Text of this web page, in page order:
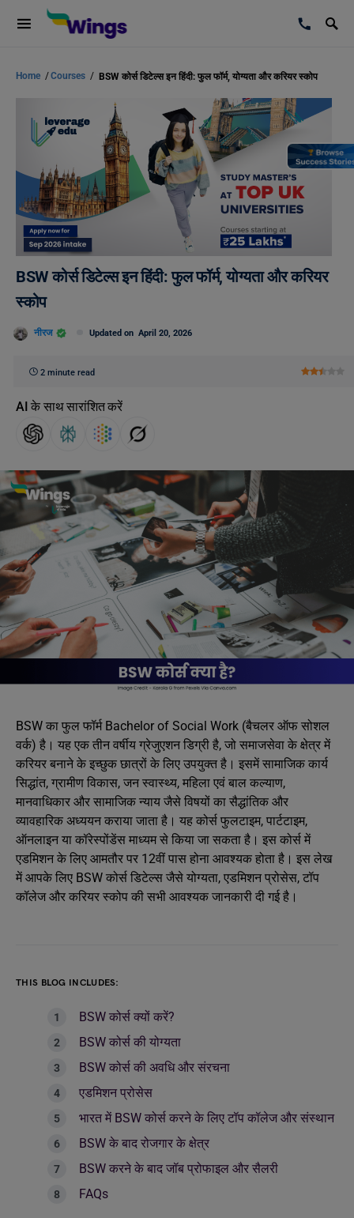
Home /Courses / BSW कोर्स डिटेल्स इन हिंदी: फुल फॉर्म, योग्यता और करियर स्कोप
BSW कोर्स डिटेल्स इन हिंदी: फुल फॉर्म, योग्यता और करियर
स्कोप
नीरज Updated on April 20, 2026
2 minute read
AI के साथ सारांशित करें
BSW का फुल फॉर्म Bachelor of Social Work (बैचलर ऑफ सोशल
वर्क) है। यह एक तीन वर्षीय ग्रेजुएशन डिग्री है, जो समाजसेवा के क्षेत्र में
करियर बनाने के इच्छुक छात्रों के लिए उपयुक्त है। इसमें सामाजिक कार्य
सिद्धांत, ग्रामीण विकास, जन स्वास्थ्य, महिला एवं बाल कल्याण,
मानवाधिकार और सामाजिक न्याय जैसे विषयों का सैद्धांतिक और
व्यावहारिक अध्ययन कराया जाता है। यह कोर्स फुलटाइम, पार्टटाइम,
ऑनलाइन या कॉरेस्पोंडेंस माध्यम से किया जा सकता है। इस कोर्स में
एडमिशन के लिए आमतौर पर 12वीं पास होना आवश्यक होता है। इस लेख
में आपके लिए BSW कोर्स डिटेल्स जैसे योग्यता, एडमिशन प्रोसेस, टॉप
कॉलेज और करियर स्कोप की सभी आवश्यक जानकारी दी गई है।
THIS BLOG INCLUDES:
BSW कोर्स क्यों करें?
BSW कोर्स की योग्यता
BSW कोर्स की अवधि और संरचना
एडमिशन प्रोसेस
भारत में BSW कोर्स करने के लिए टॉप कॉलेज और संस्थान
BSW के बाद रोजगार के क्षेत्र
BSW करने के बाद जॉब प्रोफाइल और सैलरी
FAQs